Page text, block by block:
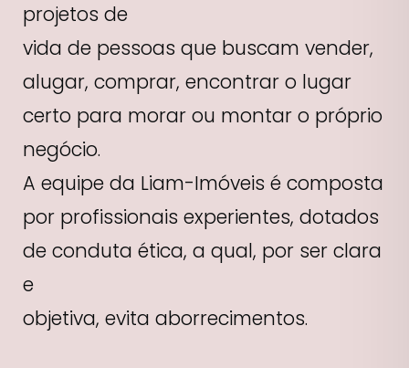
projetos de
vida de pessoas que buscam vender,
alugar, comprar, encontrar o lugar
certo para morar ou montar o próprio
negócio.
A equipe da Liam-Imóveis é composta
por profissionais experientes, dotados
de conduta ética, a qual, por ser clara
e
objetiva, evita aborrecimentos.